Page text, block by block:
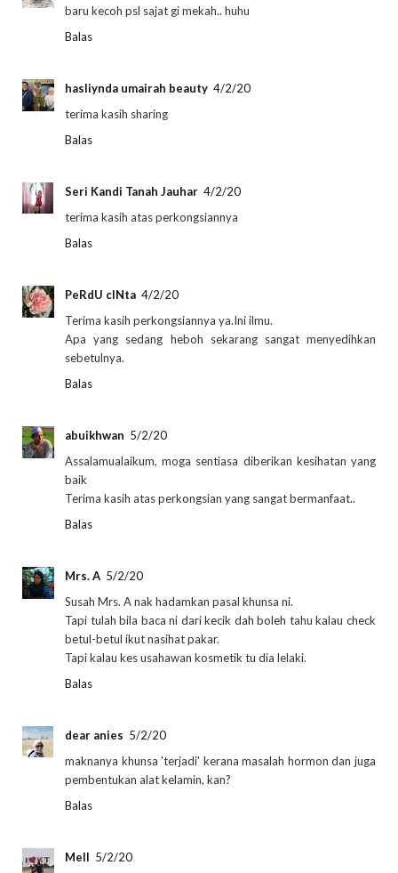
baru kecoh psl sajat gi mekah.. huhu
Balas
hasliynda umairah beauty 4/2/20
terima kasih sharing
Balas
Seri Kandi Tanah Jauhar 4/2/20
terima kasih atas perkongsiannya
Balas
PeRdU cINta 4/2/20
Terima kasih perkongsiannya ya.Ini ilmu.
Apa yang sedang heboh sekarang sangat menyedihkan
sebetulnya.
Balas
abuikhwan 5/2/20
Assalamualaikum, moga sentiasa diberikan kesihatan yang
baik
Terima kasih atas perkongsian yang sangat bermanfaat..
Balas
Mrs. A 5/2/20
Susah Mrs. A nak hadamkan pasal khunsa ni.
Tapi tulah bila baca ni dari kecik dah boleh tahu kalau check
betul-betul ikut nasihat pakar.
Tapi kalau kes usahawan kosmetik tu dia lelaki.
Balas
dear anies 5/2/20
maknanya khunsa 'terjadi' kerana masalah hormon dan juga
pembentukan alat kelamin, kan?
Balas
Mell 5/2/20